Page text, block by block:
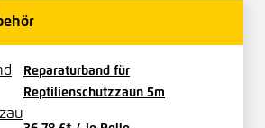
Reparaturband für
Reptilienschutzzaun 5m